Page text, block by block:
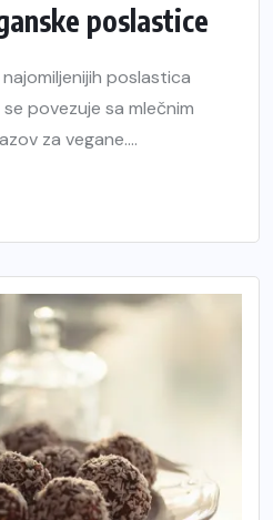
poslastice
poslastica
povezuje sa mlečnim
za vegane....